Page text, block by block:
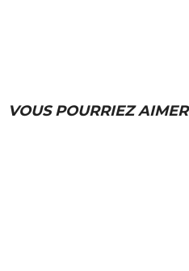
VOUS POURRIEZ AIMER